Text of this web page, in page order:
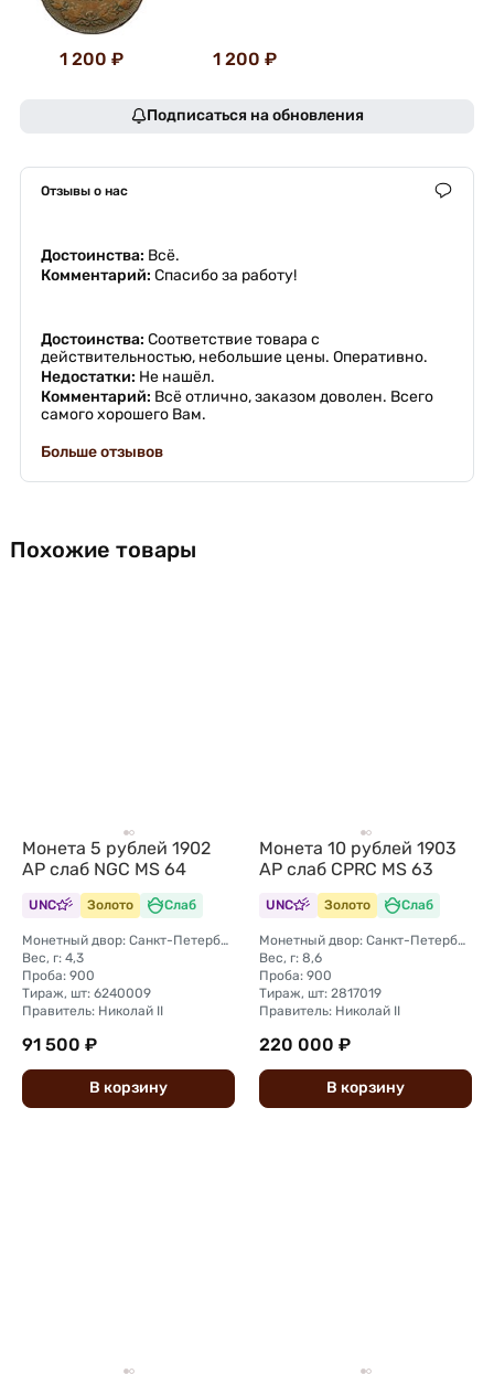
1 200 ₽ 1 200 ₽
Подписаться на обновления
Отзывы о нас
Достоинства: Всё.
Комментарий: Спасибо за работу!
Достоинства: Соответствие товара с
действительностью, небольшие цены. Оперативно.
Недостатки: Не нашёл.
Комментарий: Всё отлично, заказом доволен. Всего
самого хорошего Вам.
Больше отзывов
Похожие товары
Монета 5 рублей 1902
АР слаб NGC MS 64
UNC Золото Слаб
Монетный двор: Санкт-Петербургский монетный двор
Вес, г: 4,3
Проба: 900
Тираж, шт: 6240009
Правитель: Николай II
91 500 ₽
В корзину
Монета 10 рублей 1903
АР слаб CPRC MS 63
UNC Золото Слаб
Монетный двор: Санкт-Петербургский монетный двор
Вес, г: 8,6
Проба: 900
Тираж, шт: 2817019
Правитель: Николай II
220 000 ₽
В корзину